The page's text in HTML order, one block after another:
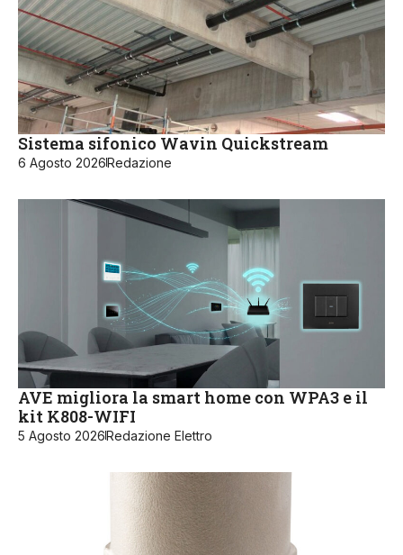
Sistema sifonico Wavin Quickstream
6 Agosto 2026Redazione
AVE migliora la smart home con WPA3 e il
kit K808-WIFI
5 Agosto 2026Redazione Elettro